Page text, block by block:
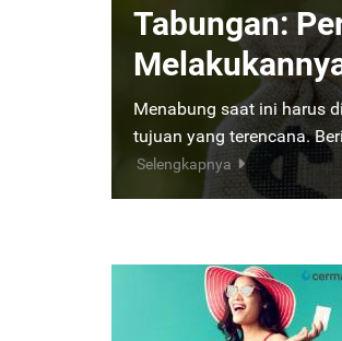
Manfaat dan
Tabungan
Tabungan onine kini telah
Lalu, apa saja